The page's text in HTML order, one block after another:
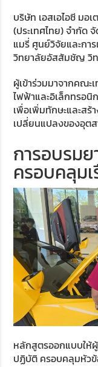
บริษัท เอสเอไอซี มอ
(ประเทศไทย) จำกัด
แมรี่ ศูนย์วิจัยและกา
วิทยาลัยอัสสัมชัญ วิ
ผู้เข้าร่วมมาจากคณะ
ไฟฟ้าและอิเล็กทรอ
เพื่อเพิ่มทักษะและส
เปลี่ยนแปลงของอุต
การอบรม
ครอบคลุม
หลักสูตรออกแบบให้ผู้
ปฏิบัติ ครอบคลุมหัว